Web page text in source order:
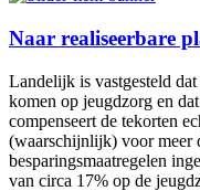
Naar realiseerbare
Landelijk is vastgesteld
komen op jeugdzorg en
compenseert de tekorten
(waarschijnlijk) voor meer
besparingsmaatregelen
van circa 17% op de